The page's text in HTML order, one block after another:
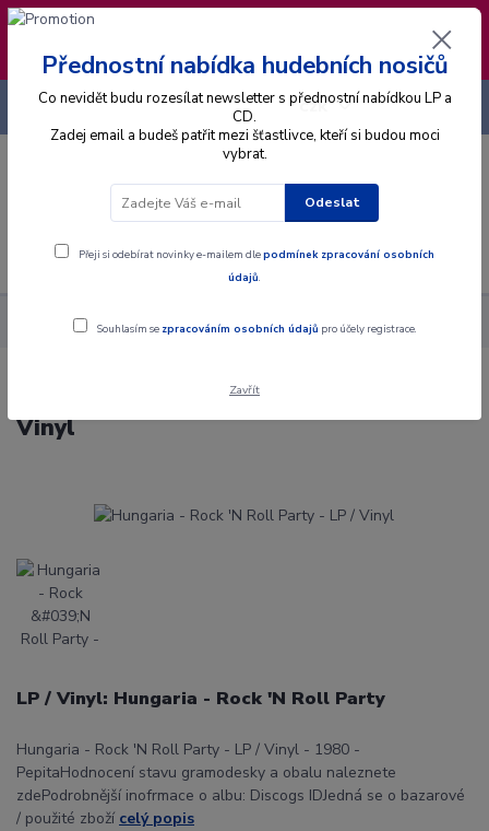
❣️ Od 4.8. do 13.8. čerpám dovolenou. Datum
expedice objednávek se posouvá na pátek
14.8.2026 🐋
Menu
CZK
+420 725 736 293
Alba Gramodesky Hungaria - Rock 'N Roll Party - LP / Vinyl
Hungaria - Rock 'N Roll Party - LP /
Vinyl
LP / Vinyl: Hungaria - Rock 'N Roll Party
Hungaria - Rock 'N Roll Party - LP / Vinyl - 1980 -
PepitaHodnocení stavu gramodesky a obalu naleznete
zdePodrobnější inofrmace o albu: Discogs IDJedná se o bazarové
/ použité zboží celý popis
Přednostní nabídka hudebních nosičů
Co nevidět budu rozesílat newsletter s přednostní nabídkou LP a
CD.
Zadej email a budeš patřit mezi šťastlivce, kteří si budou moci
vybrat.
Odeslat
Přeji si odebírat novinky e-mailem dlepodmínek zpracování osobních
údajů.
Souhlasím se zpracováním osobních údajů pro účely registrace.
Zavřít